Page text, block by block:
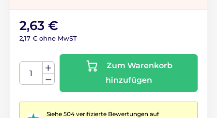
2,63 €
2,17 € ohne MwST
Zum Warenkorb
hinzufügen
Siehe 504 verifizierte Bewertungen auf